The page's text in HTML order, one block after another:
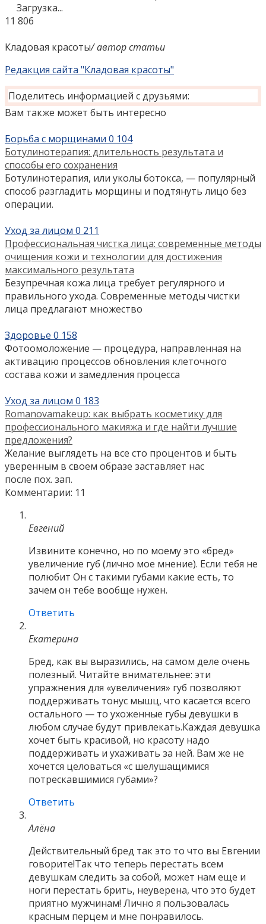
Загрузка...
11 806
Кладовая красоты/ автор статьи
Редакция сайта "Кладовая красоты"
Поделитесь информацией с друзьями:
Вам также может быть интересно
Борьба с морщинами 0 104
Ботулинотерапия: длительность результата и
способы его сохранения
Ботулинотерапия, или уколы ботокса, — популярный
способ разгладить морщины и подтянуть лицо без
операции.
Уход за лицом 0 211
Профессиональная чистка лица: современные методы
очищения кожи и технологии для достижения
максимального результата
Безупречная кожа лица требует регулярного и
правильного ухода. Современные методы чистки
лица предлагают множество
Здоровье 0 158
Фотоомоложение — процедура, направленная на
активацию процессов обновления клеточного
состава кожи и замедления процесса
Уход за лицом 0 183
Romanovamakeup: как выбрать косметику для
профессионального макияжа и где найти лучшие
предложения?
Желание выглядеть на все сто процентов и быть
уверенным в своем образе заставляет нас
после пох. зап.
Комментарии: 11
Евгений
Извините конечно, но по моему это «бред»
увеличение губ (лично мое мнение). Если тебя не
полюбит Он с такими губами какие есть, то
зачем он тебе вообще нужен.
Ответить
Екатерина
Бред, как вы выразились, на самом деле очень
полезный. Читайте внимательнее: эти
упражнения для «увеличения» губ позволяют
поддерживать тонус мышц, что касается всего
остального — то ухоженные губы девушки в
любом случае будут привлекать.Каждая девушка
хочет быть красивой, но красоту надо
поддерживать и ухаживать за ней. Вам же не
хочется целоваться «с шелушащимися
потрескавшимися губами»?
Ответить
Алёна
Действительный бред так это то что вы Евгении
говорите!Так что теперь перестать всем
девушкам следить за собой, может нам еще и
ноги перестать брить, неуверена, что это будет
приятно мужчинам! Лично я пользовалась
красным перцем и мне понравилось.